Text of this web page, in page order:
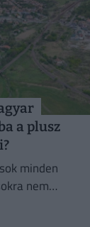
a plusz
minden
nem